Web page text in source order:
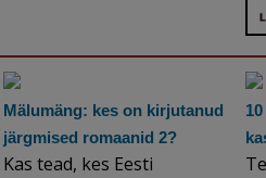
Mälumäng: kes on kirjutanud
järgmised romaanid 2?
Kas tead, kes Eesti